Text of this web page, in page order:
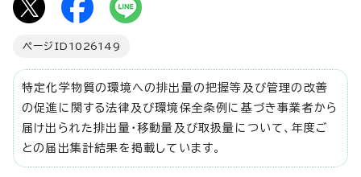
ページID 1026149
特定化学物質の環境への排出量の把握等及び管理の改善
の促進に関する法律及び環境保全条例に基づき事業者から
届け出られた排出量・移動量及び取扱量について、年度ご
との届出集計結果を掲載しています。